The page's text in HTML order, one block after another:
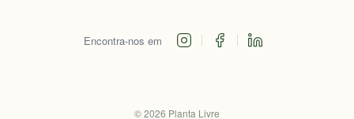
Encontra-nos em
©2026 Planta Livre